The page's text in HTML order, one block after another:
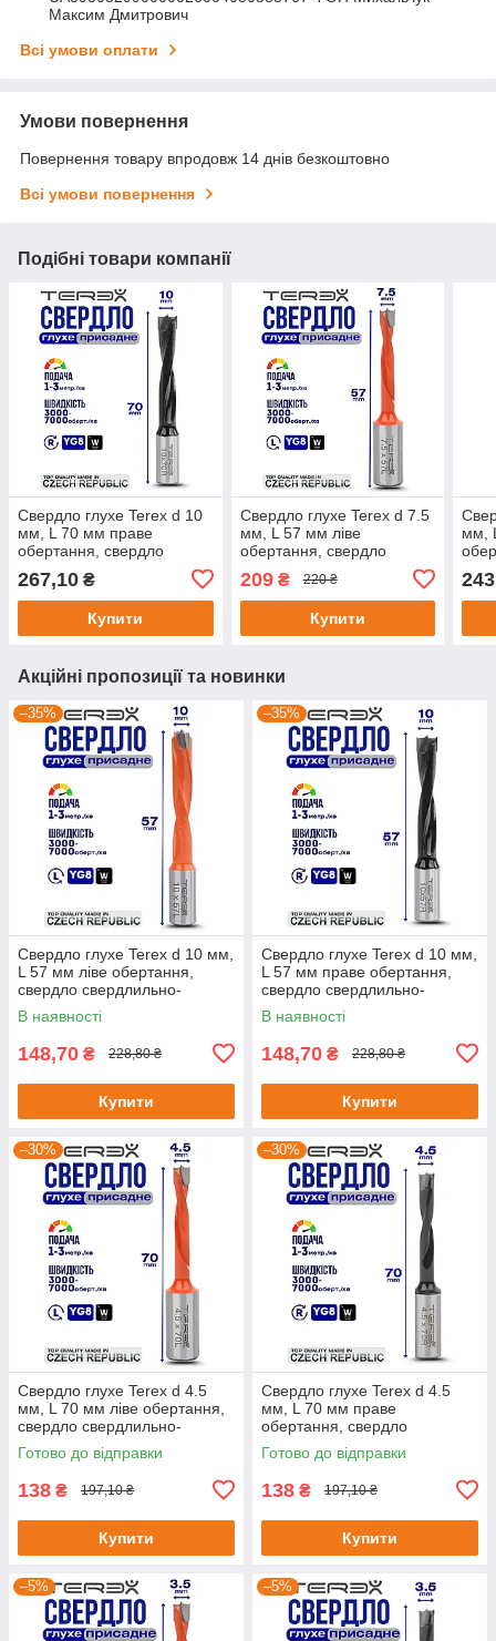
Максим Дмитрович
Всі умови оплати
Умови повернення
Повернення товару впродовж 14 днів безкоштовно
Всі умови повернення
Подібні товари компанії
Свердло глухе Terex d 10
мм, L 70 мм праве
обертання, свердло
свердлильно-присадного
верстата
267,10 ₴
Купити
Свердло глухе Terex d 7.5
мм, L 57 мм ліве
обертання, свердло
свердлильно-присадного
верстата
209₴ 220 ₴
Купити
мм,
Акційні пропозиції та новинки
–35%
Свердло глухе Terex d 10 мм,
L 57 мм ліве обертання,
свердло свердлильно-
присадного верстата
В наявності
148,70 ₴ 228,80 ₴
Купити
–35%
Свердло глухе Terex d 10 мм,
L 57 мм праве обертання,
свердло свердлильно-
присадного верстата
В наявності
148,70 ₴ 228,80 ₴
Купити
–30%
Свердло глухе Terex d 4.5
мм, L 70 мм ліве обертання,
свердло свердлильно-
присадного верстата,
свердло для меблів
Готово до відправки
138 ₴ 197,10 ₴
Купити
–30%
Свердло глухе Terex d 4.5
мм, L 70 мм праве
обертання, свердло
свердлильно-присадного
верстата, свердло для ЧПУ
Готово до відправки
138 ₴ 197,10 ₴
Купити
–5% –5%